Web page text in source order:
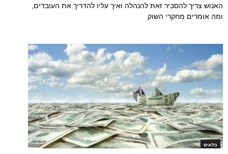
האנוש צריך להסביר זאת להנהלה ואיך עליו להדריך את העובדים,
ומה אומרים מחקרי השוק
בלוגים